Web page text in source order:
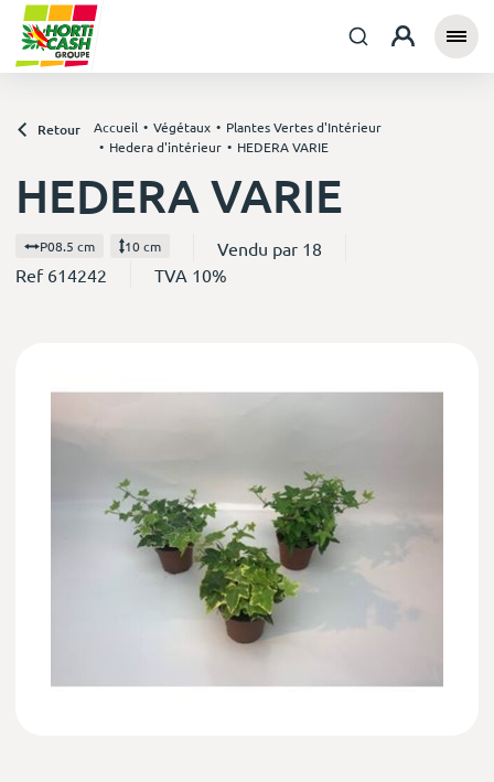
Retour Accueil Végétaux
Plantes Vertes d'Intérieur
Hedera d'intérieur
HEDERA VARIE
HEDERA VARIE
P08.5 cm 10 cm
Vendu par 18
Ref 614242
TVA 10%